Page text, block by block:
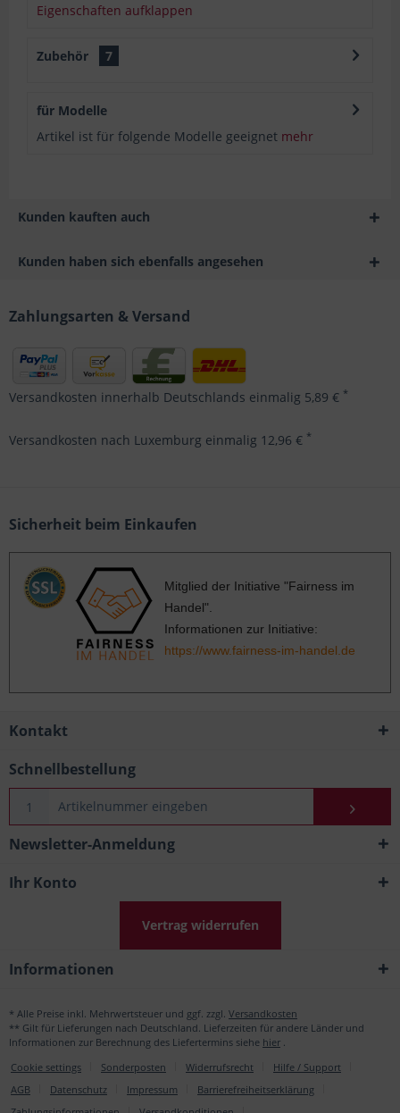
Eigenschaften aufklappen
Zubehör 7
für Modelle
Artikel ist für folgende Modelle geeignet mehr
Kunden kauften auch
Kunden haben sich ebenfalls angesehen
Zahlungsarten & Versand
Versandkosten innerhalb Deutschlands einmalig 5,89 € *
Versandkosten nach Luxemburg einmalig 12,96 € *
Sicherheit beim Einkaufen
Mitglied der Initiative "Fairness im
Handel".
Informationen zur Initiative:
https://www.fairness-im-handel.de
Kontakt
Schnellbestellung
Newsletter-Anmeldung
Ihr Konto
Vertrag widerrufen
Informationen
* Alle Preise inkl. Mehrwertsteuer und ggf. zzgl. Versandkosten
** Gilt für Lieferungen nach Deutschland. Lieferzeiten für andere Länder und
Informationen zur Berechnung des Liefertermins siehe hier
Cookie settings
Sonderposten Widerrufsrecht
Hilfe / Support
AGB
Datenschutz Impressum
Barrierefreiheitserklärung